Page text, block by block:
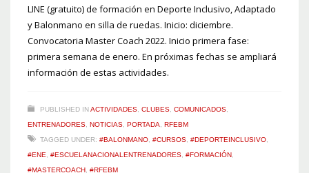
LINE (gratuito) de formación en Deporte Inclusivo, Adaptado
y Balonmano en silla de ruedas. Inicio: diciembre.
Convocatoria Master Coach 2022. Inicio primera fase:
primera semana de enero. En próximas fechas se ampliará
información de estas actividades.
PUBLISHED INACTIVIDADES CLUBES COMUNICADOS
ENTRENADORES NOTICIAS PORTADA
RFEBM
TAGGED UNDER: #BALONMANO #CURSOS #DEPORTEINCLUSIVO
#ENE
#ESCUELANACIONALENTRENADORES #FORMACIÓN
#MASTERCOACH #RFEBM